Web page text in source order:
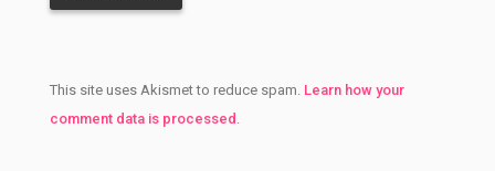
This site uses Akismet to reduce spam. Learn how your
comment data is processed .